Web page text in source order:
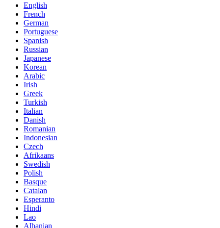
English
French
German
Portuguese
Spanish
Russian
Japanese
Korean
Arabic
Irish
Greek
Turkish
Italian
Danish
Romanian
Indonesian
Czech
Afrikaans
Swedish
Polish
Basque
Catalan
Esperanto
Hindi
Lao
Albanian